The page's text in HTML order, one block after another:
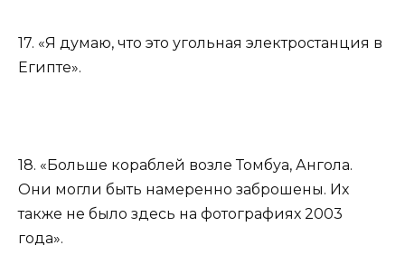
17. «Я думаю, что это угольная электростанция в
Египте».
18. «Больше кораблей возле Томбуа, Ангола.
Они могли быть намеренно заброшены. Их
также не было здесь на фотографиях 2003
года».